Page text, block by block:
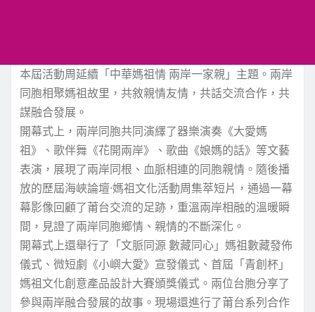
本屆活動周延續「中華媽祖情 兩岸一家親」主題。兩岸
同胞相聚媽祖故里，共敘親情友情，共話交流合作，共
謀融合發展。
開幕式上，兩岸同胞共同演繹了器樂演奏《大愛媽
祖》、歌伴舞《花開兩岸》、歌曲《娘媽的話》等文藝
表演，展現了兩岸同根、血脈相連的同胞親情。隨後播
放的歷屆海峽論壇·媽祖文化活動周集萃短片，通過一幕
幕影像回顧了莆台交流的足跡，重溫兩岸相融的溫暖瞬
間，見證了兩岸同胞鄉情、親情的不斷深化。
開幕式上還舉行了「文脈同源 數藏同心」媽祖數藏發佈
儀式、微短劇《小嶼大愛》宣發儀式、首屆「青創杯」
媽祖文化創意產品設計大賽頒獎儀式。兩位台胞分享了
參與兩岸融合發展的故事。現場還進行了莆台系列合作